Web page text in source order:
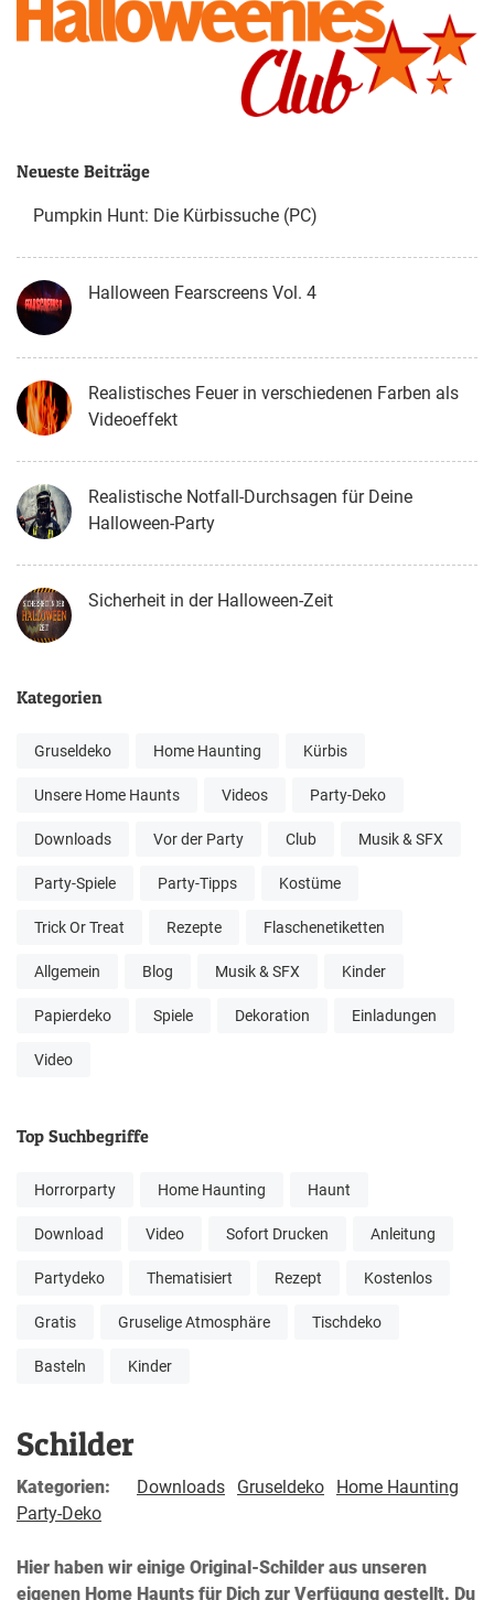
Neueste Beiträge
Pumpkin Hunt: Die Kürbissuche (PC)
Halloween Fearscreens Vol. 4
Realistisches Feuer in verschiedenen Farben als
Videoeffekt
Realistische Notfall-Durchsagen für Deine
Halloween-Party
Sicherheit in der Halloween-Zeit
Kategorien
Gruseldeko Home Haunting Kürbis
Unsere Home Haunts Videos Party-Deko
Downloads Vor der Party Club Musik & SFX
Party-Spiele Party-Tipps Kostüme
Trick Or Treat Rezepte Flaschenetiketten
Allgemein Blog Musik & SFX Kinder
Papierdeko Spiele Dekoration Einladungen
Video
Top Suchbegriffe
Horrorparty Home Haunting Haunt
Download Video Sofort Drucken Anleitung
Partydeko Thematisiert Rezept Kostenlos
Gratis Gruselige Atmosphäre Tischdeko
Basteln Kinder
Schilder
Kategorien: Downloads Gruseldeko
Home Haunting
Party-Deko
Hier haben wir einige Original-Schilder aus unseren
eigenen Home Haunts für Dich zur Verfügung gestellt. Du